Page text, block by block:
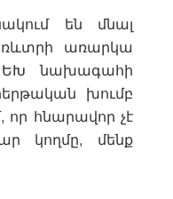
են մնալ
առարկա
ԵԽ նախագահի
խումբ
որ հնարավոր չէ
կողմը, մենք